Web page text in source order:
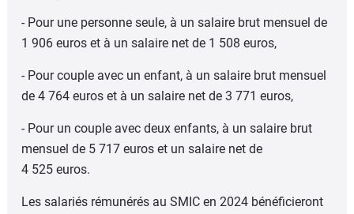
- Pour une personne seule, à un salaire brut mensuel de
1 906 euros et à un salaire net de 1 508 euros,
- Pour couple avec un enfant, à un salaire brut mensuel
de 4 764 euros et à un salaire net de 3 771 euros,
- Pour un couple avec deux enfants, à un salaire brut
mensuel de 5 717 euros et un salaire net de
4 525 euros.
Les salariés rémunérés au SMIC en 2024 bénéficieront